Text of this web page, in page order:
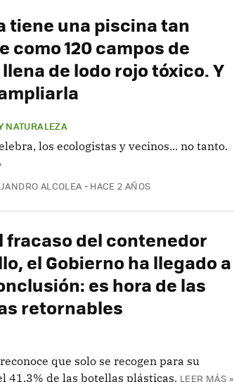
tiene una piscina tan
como 120 campos de
de lodo rojo tóxico. Y
NATURALEZA
los ecologistas y vecinos... no tanto.
ALCOLEA HACE 2 AÑOS
fracaso del contenedor
el Gobierno ha llegado a
es hora de las
retornables
que solo se recogen para su
41,3% de las botellas plásticas. LEER MÁS »